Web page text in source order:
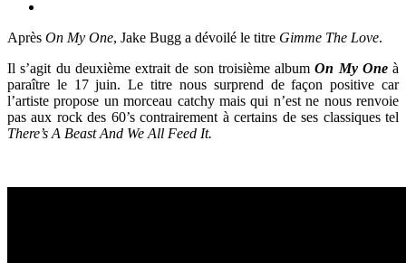
Après On My One, Jake Bugg a dévoilé le titre Gimme The Love.
Il s’agit du deuxième extrait de son troisième albumOn My Oneà
paraître le 17 juin. Le titre nous surprend de façon positive car
l’artiste propose un morceau catchy mais qui n’est ne nous renvoie
pas aux rock des 60’s contrairement à certains de ses classiques tel
There’s A Beast And We All Feed It.